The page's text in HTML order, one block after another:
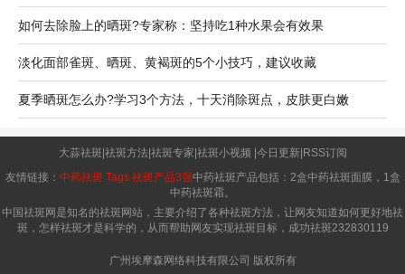
如何去除脸上的晒斑?专家称：坚持吃1种水果会有效果
淡化面部雀斑、晒斑、黄褐斑的5个小技巧，建议收藏
夏季晒斑怎么办?学习3个方法，十天消除斑点，皮肤更白嫩
大蒜祛斑 祛斑方法 祛斑专家 祛斑小视频 今日更新| RSS订阅
友情链接： 中药祛斑 Tags 祛斑产品3强中药祛斑产品包括：2盒中药祛斑面膜，1盒
中药祛斑霜。
中国祛斑网是知名的祛斑网站，主要介绍了各种祛斑方法，让网友知道如何更好地祛
斑，怎样祛斑才是科学的，从而帮助网友实现祛斑目标，成功祛斑232830119
广州埃摩森网络科技有限公司 版权所有